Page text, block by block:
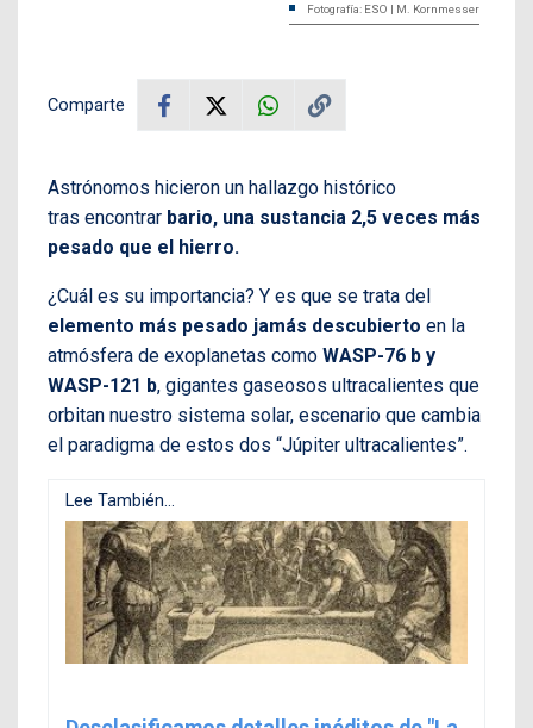
Fotografía: ESO | M. Kornmesser
Comparte
Astrónomos hicieron un hallazgo histórico
tras encontrar bario, una sustancia 2,5 veces más
pesado que el hierro.
¿Cuál es su importancia? Y es que se trata del
elemento más pesado jamás descubierto en la
atmósfera de exoplanetas como WASP-76 b y
WASP-121 b, gigantes gaseosos ultracalientes que
orbitan nuestro sistema solar, escenario que cambia
el paradigma de estos dos “Júpiter ultracalientes”.
Lee También...